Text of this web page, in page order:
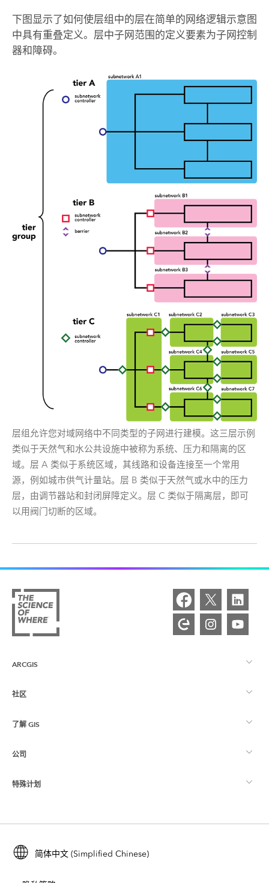
下图显示了如何使层组中的层在简单的网络逻辑示意图
中具有重叠定义。层中子网范围的定义要素为子网控制
器和障碍。
层组允许您对域网络中不同类型的子网进行建模。这三层示例
类似于天然气和水公共设施中被称为系统、压力和隔离的区
域。层 A 类似于系统区域，其线路和设备连接至一个常用
源，例如城市供气计量站。层 B 类似于天然气或水中的压力
层，由调节器站和封闭屏障定义。层 C 类似于隔离层，即可
以用阀门切断的区域。
ARCGIS
ArcGIS 概览
制图
社区
Esri 社区
ArcGIS 博客
Esri 年轻专家关系网
了解 GIS
什么是 GIS？
位置智能
培训
ArcUser
公司
关于 Esri
招贤纳士
特殊计划
ArcGIS for Student Use
简体中文 (Simplified Chinese)